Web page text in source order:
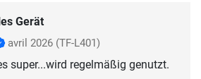
Gerät
avril 2026 (TF-L401)
super...wird regelmäßig genutzt.